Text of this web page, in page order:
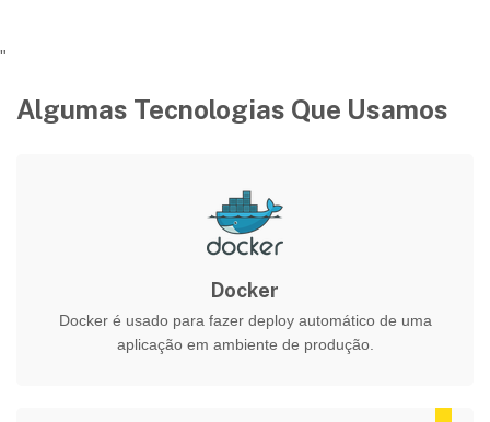
"
Algumas Tecnologias Que Usamos
Docker
Docker é usado para fazer deploy automático de uma
aplicação em ambiente de produção.